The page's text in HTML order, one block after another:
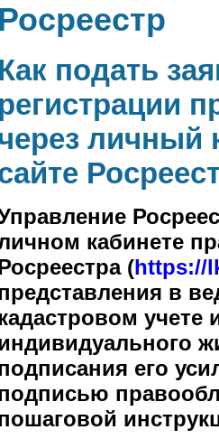
Росреестр
Как подать
регистрации
личный
кабинете
(https://
в
учете
его